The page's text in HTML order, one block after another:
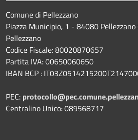
Comune di Pellezzano
Piazza Municipio, 1 - 84080
Pellezzano
Codice Fiscale: 80020870657
Partita IVA: 00650060650
IBAN BCP :
PEC:
Centralino Unico: 089568717